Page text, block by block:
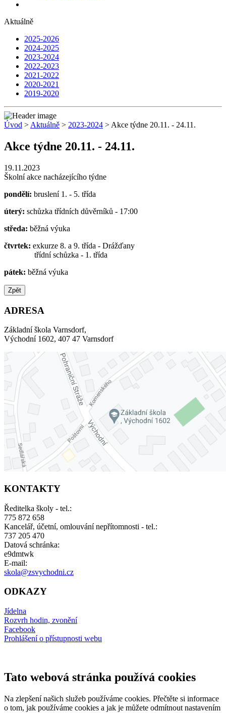
Aktuálně
2025-2026
2024-2025
2023-2024
2022-2023
2021-2022
2020-2021
2019-2020
Úvod > Aktuálně > 2023-2024 > Akce týdne 20.11. - 24.11.
Akce týdne 20.11. - 24.11.
19.11.2023
Školní akce nacházejícího týdne
pondělí: bruslení 1. - 5. třída
úterý: schůzka třídních důvěrníků - 17:00
středa: běžná výuka
čtvrtek: exkurze 8. a 9. třída - Drážďany
třídní schůzka - 1. třída
pátek: běžná výuka
Zpět
ADRESA
Základní škola Varnsdorf,
Východní 1602, 407 47 Varnsdorf
KONTAKTY
Ředitelka školy - tel.:
775 872 658
Kancelář, účetní, omlouvání nepřítomnosti - tel.:
737 205 470
Datová schránka:
e9dmtwk
E-mail:
skola@zsvychodni.cz
ODKAZY
Jídelna
Rozvrh hodin, zvonění
Facebook
Prohlášení o přístupnosti webu
Tato webová stránka používá cookies
Na zlepšení našich služeb používáme cookies. Přečtěte si informace
o tom, jak používáme cookies a jak je můžete odmítnout nastavením